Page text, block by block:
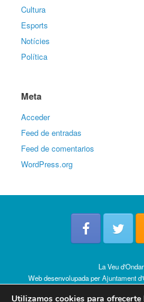
Cultura
Esports
Notícies
Política
Meta
Acceder
Feed de entradas
Feed de comentarios
WordPress.org
La Veu
Web desenvolupada perAjuntament
Utilizamos cookies para ofrecerte